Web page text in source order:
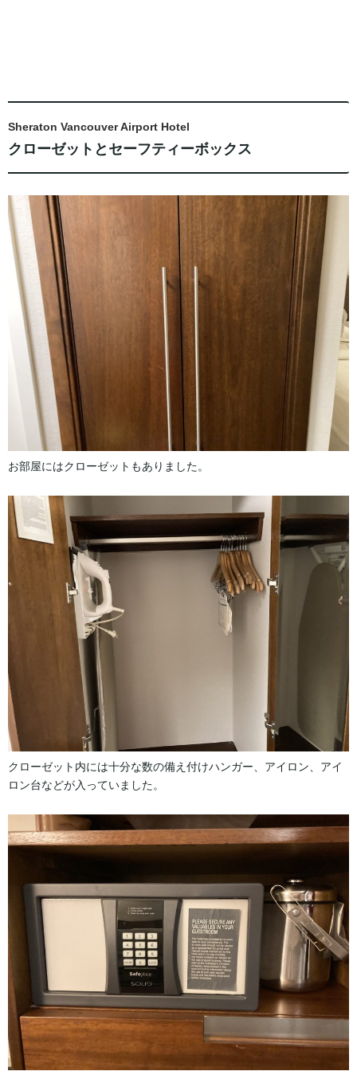
Sheraton Vancouver Airport Hotel
クローゼットとセーフティーボックス
お部屋にはクローゼットもありました。
クローゼット内には十分な数の備え付けハンガー、アイロン、アイ
ロン台などが入っていました。